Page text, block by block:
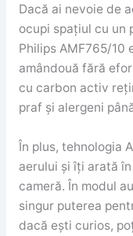
Dacă ai nevoie de
ocupi spațiul cu un
Philips AMF765/10
amândouă fără
cu carbon activ
praf și alergeni
În plus, tehnologia
aerului și îți arată
cameră. În modul
singur puterea
dacă ești curios,